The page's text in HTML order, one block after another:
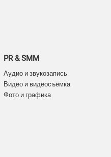
PR & SMM
Аудио и звукозапись
Видео и видеосъёмка
Фото и графика